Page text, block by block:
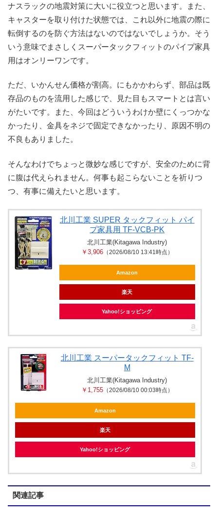
ナスラックの地震対策に大いに役立つと思います。また、
キャスターを取り付けた状態では、これ以外に地震の際に
転倒するのを防ぐ方法はないのではないでしょうか。そう
いう意味でまさしくスーパータックフィットのパイプ家具
用はオンリーワンです。
ただ、いかんせん価格が割高。にもかかわらず、部品は既
存品のものを流用した感じで、見た目もスマートとは言い
がたいです。また、今回はどういうわけか壁にくっつかな
かったり、金具をネジで固定できなかったり、原因不明の
不良もありました。
そんなわけでちょっと微妙な感じですが、安全のために背
に腹は代えられません。何事も起こらないことを祈りつ
つ、有事に備えたいと思います。
北川工業 SUPER タックフィット パイ
プ家具用 TF-VCB-PK
北川工業(Kitagawa Industry)
￥3,906（2026/08/10 13:41時点）
Amazon
楽天
Yahoo!ショッピング
北川工業 スーパータックフィット TF-
M
北川工業(Kitagawa Industry)
￥1,755（2026/08/10 00:03時点）
Amazon
楽天
Yahoo!ショッピング
関連記事